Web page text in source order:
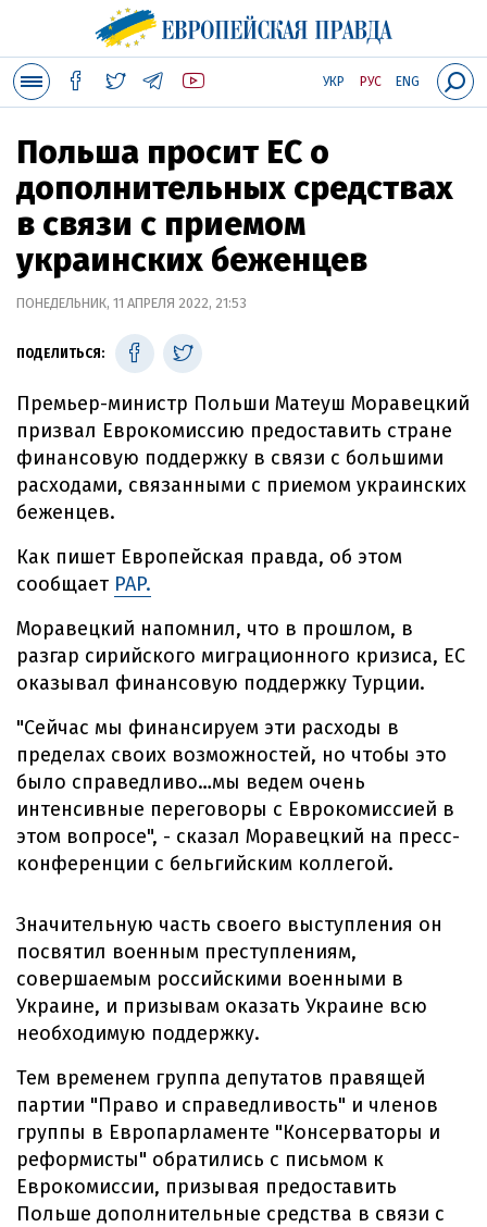
УКР РУС ENG
Польша просит ЕС о
дополнительных средствах
в связи с приемом
украинских беженцев
ПОНЕДЕЛЬНИК, 11 АПРЕЛЯ 2022, 21:53
ПОДЕЛИТЬСЯ:
Премьер-министр Польши Матеуш Моравецкий
призвал Еврокомиссию предоставить стране
финансовую поддержку в связи с большими
расходами, связанными с приемом украинских
беженцев.
Как пишет Европейская правда, об этом
сообщает PAP.
Моравецкий напомнил, что в прошлом, в
разгар сирийского миграционного кризиса, ЕС
оказывал финансовую поддержку Турции.
"Сейчас мы финансируем эти расходы в
пределах своих возможностей, но чтобы это
было справедливо…мы ведем очень
интенсивные переговоры с Еврокомиссией в
этом вопросе", - сказал Моравецкий на пресс-
конференции с бельгийским коллегой.
Значительную часть своего выступления он
посвятил военным преступлениям,
совершаемым российскими военными в
Украине, и призывам оказать Украине всю
необходимую поддержку.
Тем временем группа депутатов правящей
партии "Право и справедливость" и членов
группы в Европарламенте "Консерваторы и
реформисты" обратились с письмом к
Еврокомиссии, призывая предоставить
Польше дополнительные средства в связи с